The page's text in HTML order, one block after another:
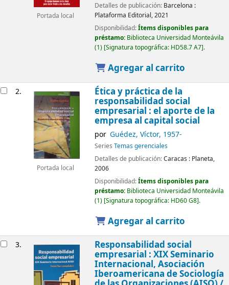
Portada local
Detalles de publicación: Barcelona :
Plataforma Editorial,2021
Disponibilidad:Ítems disponibles para
préstamo: Biblioteca Universidad Monteávila
(1) Signatura topográfica: HD58.7 A7 .
Agregar al carrito
2.
Portada local
Ética y práctica de la
responsabilidad social
empresarial : el aporte de la
empresa al capital social
por Guédez, Víctor, 1957-
Series Temas gerenciales
Detalles de publicación:Caracas : Planeta,
2006
Disponibilidad:Ítems disponibles para
préstamo: Biblioteca Universidad Monteávila
(1) Signatura topográfica: HD60 G8 .
Agregar al carrito
3. Responsabilidad social
empresarial : XIX Seminario
Internacional, Asociación
Iberoamericana de Sociología